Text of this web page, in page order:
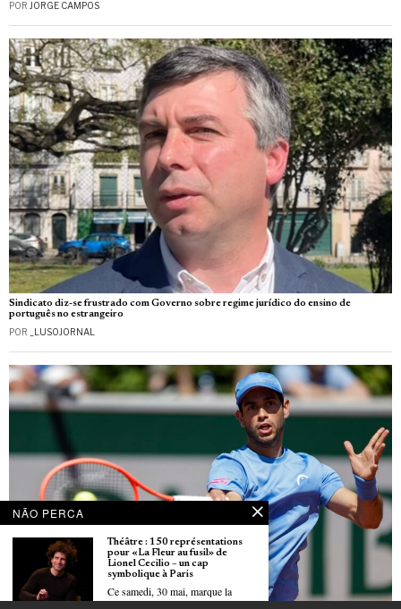
POR JORGE CAMPOS
Sindicato diz-se frustrado com Governo sobre regime jurídico do ensino de
português no estrangeiro
POR _LUSOJORNAL
NÃO PERCA
Théâtre : 150 représentations
pour «La Fleur au fusil» de
Lionel Cecilio – un cap
symbolique à Paris
Ce samedi, 30 mai, marque la